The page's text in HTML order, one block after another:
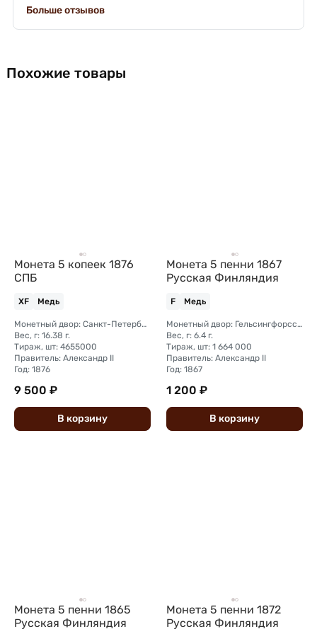
Больше отзывов
Похожие товары
Монета 5 копеек 1876
СПБ
XF Медь
Монетный двор: Санкт-Петербургский монетный двор
Вес, г: 16.38 г.
Тираж, шт: 4655000
Правитель: Александр II
Год: 1876
9 500 ₽
В корзину
Монета 5 пенни 1867
Русская Финляндия
F Медь
Монетный двор: Гельсингфорсский монетный двор (Финляндия)
Вес, г: 6.4 г.
Тираж, шт: 1 664 000
Правитель: Александр II
Год: 1867
1 200 ₽
В корзину
Монета 5 пенни 1865
Русская Финляндия
Монета 5 пенни 1872
Русская Финляндия